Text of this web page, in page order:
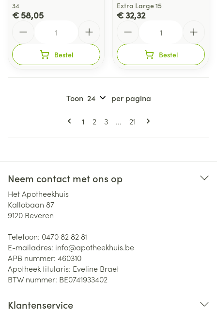
34
€ 58,05
Bestel
Extra Large 15
€ 32,32
Bestel
Pagina's
U lees momenteel pagina
1 Pagina
2 Pagina
3 ... Pagina
21
Toon per pagina
Neem contact met ons op
Het Apotheekhuis
Kallobaan 87
9120 Beveren
Telefoon: 0470 82 82 81
E-mailadres: info@apotheekhuis.be
APB nummer: 460310
Apotheek titularis: Eveline Braet
BTW nummer: BE0741933402
Klantenservice